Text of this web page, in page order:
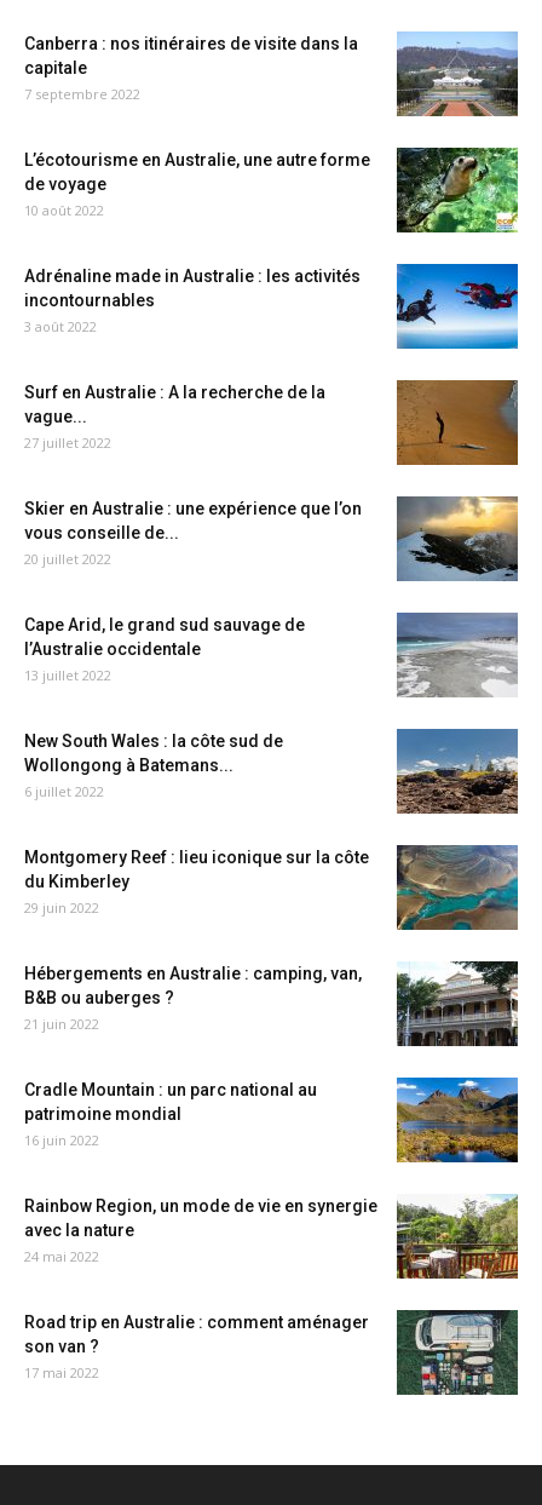
Canberra : nos itinéraires de visite dans la
capitale
7 septembre 2022
L’écotourisme en Australie, une autre forme
de voyage
10 août 2022
Adrénaline made in Australie : les activités
incontournables
3 août 2022
Surf en Australie : A la recherche de la
vague...
27 juillet 2022
Skier en Australie : une expérience que l’on
vous conseille de...
20 juillet 2022
Cape Arid, le grand sud sauvage de
l’Australie occidentale
13 juillet 2022
New South Wales : la côte sud de
Wollongong à Batemans...
6 juillet 2022
Montgomery Reef : lieu iconique sur la côte
du Kimberley
29 juin 2022
Hébergements en Australie : camping, van,
B&B ou auberges ?
21 juin 2022
Cradle Mountain : un parc national au
patrimoine mondial
16 juin 2022
Rainbow Region, un mode de vie en synergie
avec la nature
24 mai 2022
Road trip en Australie : comment aménager
son van ?
17 mai 2022